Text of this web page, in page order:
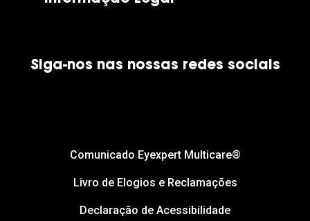
Política de Cookies
Siga-nos nas nossas redes sociais
Comunicado Eyexpert Multicare®
Livro de Elogios e Reclamações
Declaração de Acessibilidade